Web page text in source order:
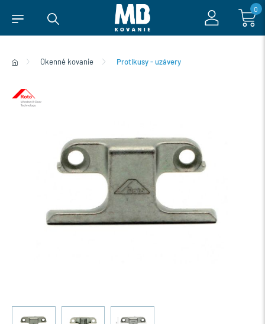
0
Okenné kovanie Protikusy - uzávery